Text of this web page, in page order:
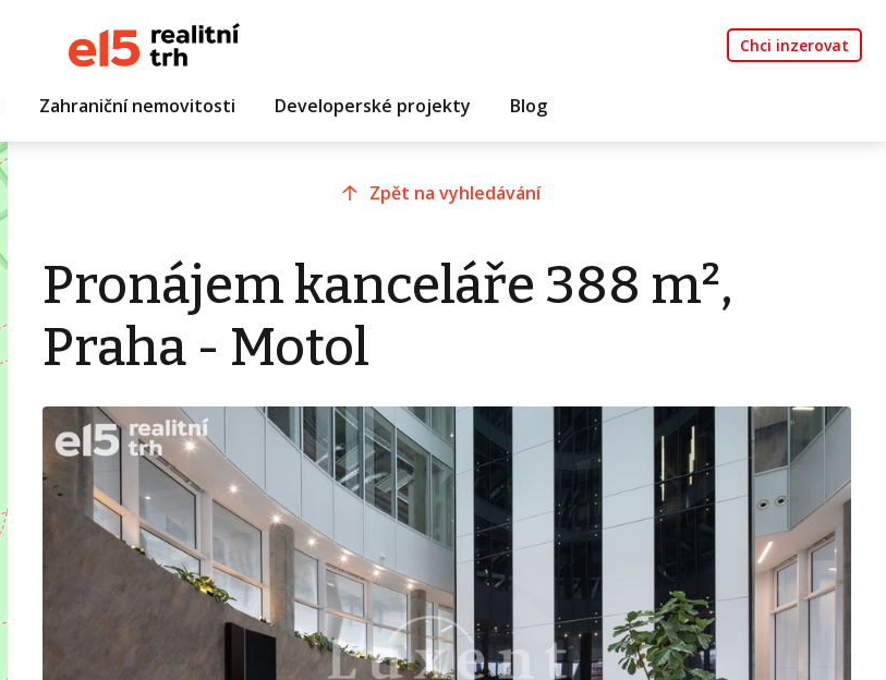
Chci inzerovat
Zahraniční nemovitosti Developerské projekty Blog
Zpět na vyhledávání
Pronájem kanceláře 388 m²,
Praha - Motol